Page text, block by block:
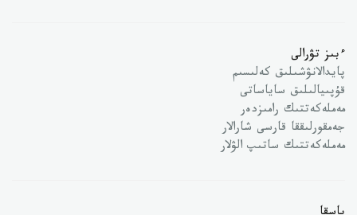
ءبىز تۋرالى
پايدالانۋشىلىق كەلىسىم
قۇپىيالىلىق ساياساتى
مەملەكەتتىك رامىزدەر
جەمقورلىققا قارسى شارالار
مەملەكەتتىك ساتىپ الۋلار